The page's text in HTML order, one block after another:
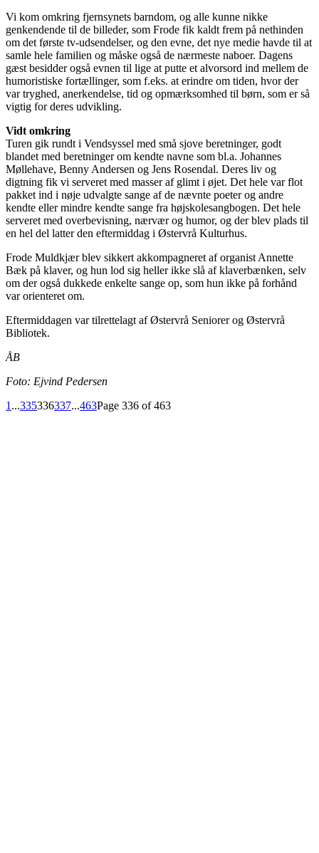
Vi kom omkring fjernsynets barndom, og alle kunne nikke
genkendende til de billeder, som Frode fik kaldt frem på nethinden
om det første tv-udsendelser, og den evne, det nye medie havde til at
samle hele familien og måske også de nærmeste naboer. Dagens
gæst besidder også evnen til lige at putte et alvorsord ind mellem de
humoristiske fortællinger, som f.eks. at erindre om tiden, hvor der
var tryghed, anerkendelse, tid og opmærksomhed til børn, som er så
vigtig for deres udvikling.
Vidt omkring
Turen gik rundt i Vendsyssel med små sjove beretninger, godt
blandet med beretninger om kendte navne som bl.a. Johannes
Møllehave, Benny Andersen og Jens Rosendal. Deres liv og
digtning fik vi serveret med masser af glimt i øjet. Det hele var flot
pakket ind i nøje udvalgte sange af de nævnte poeter og andre
kendte eller mindre kendte sange fra højskolesangbogen. Det hele
serveret med overbevisning, nærvær og humor, og der blev plads til
en hel del latter den eftermiddag i Østervrå Kulturhus.
Frode Muldkjær blev sikkert akkompagneret af organist Annette
Bæk på klaver, og hun lod sig heller ikke slå af klaverbænken, selv
om der også dukkede enkelte sange op, som hun ikke på forhånd
var orienteret om.
Eftermiddagen var tilrettelagt af Østervrå Seniorer og Østervrå
Bibliotek.
ÅB
Foto: Ejvind Pedersen
1 ...335336337...463Page 336 of 463